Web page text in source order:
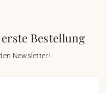
Bestellung
Newsletter!